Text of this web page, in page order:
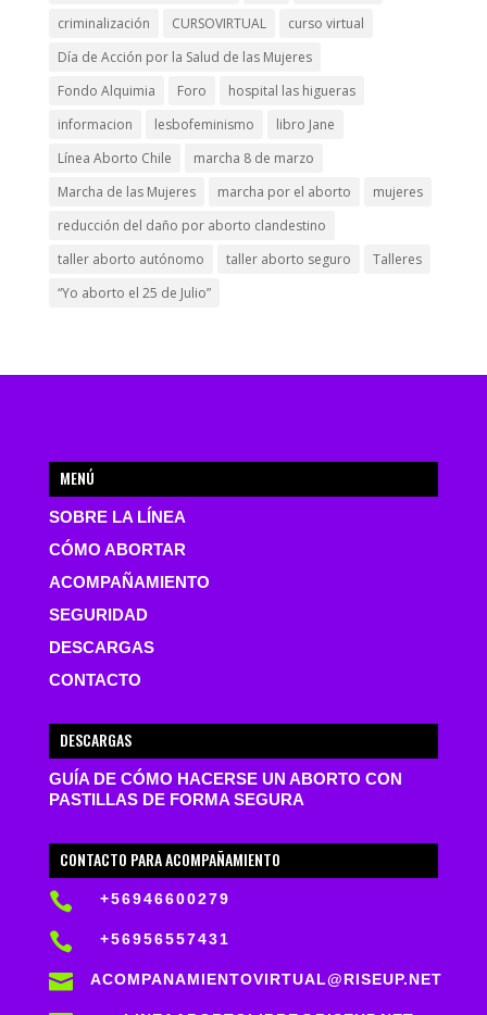
criminalización
CURSOVIRTUAL
curso virtual
Día de Acción por la Salud de las Mujeres
Fondo Alquimia
Foro
hospital las higueras
informacion
lesbofeminismo
libro Jane
Línea Aborto Chile
marcha 8 de marzo
Marcha de las Mujeres
marcha por el aborto
mujeres
reducción del daño por aborto clandestino
taller aborto autónomo
taller aborto seguro
Talleres
“Yo aborto el 25 de Julio”
MENÚ
SOBRE LA LÍNEA
CÓMO ABORTAR
ACOMPAÑAMIENTO
SEGURIDAD
DESCARGAS
CONTACTO
DESCARGAS
GUÍA DE CÓMO HACERSE UN ABORTO CON
PASTILLAS DE FORMA SEGURA
CONTACTO PARA ACOMPAÑAMIENTO
 +56946600279
 +56956557431
 ACOMPANAMIENTOVIRTUAL@RISEUP.NET